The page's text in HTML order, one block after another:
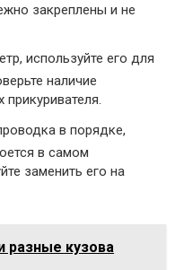
закреплены и не
используйте его для
наличие
в порядке,
в самом
заменить его на
разные кузова